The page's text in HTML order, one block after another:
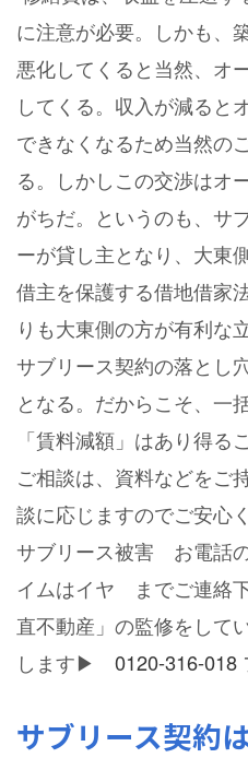
に注意が必要。しかも、
悪化してくると当然、オ
してくる。収入が減ると
できなくなるため当然の
る。しかしこの交渉はオ
がちだ。というのも、サ
ーが貸し主となり、大東
借主を保護する借地借家
りも大東側の方が有利な
サブリース契約の落とし
となる。だからこそ、一
「賃料減額」はあり得る
ご相談は、資料などをご
談に応じますのでご安
サブリース被害 お電話
イムはイヤ までご連絡
直不動産」の監修をして
します▶ 0120-316-018
サブリース契約